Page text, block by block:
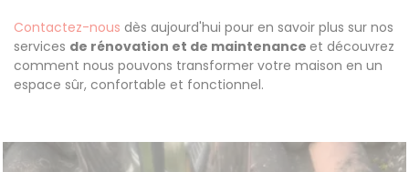
Contactez-nous dès aujourd'hui pour en savoir plus sur nos
services de rénovation et de maintenance et découvrez
comment nous pouvons transformer votre maison en un
espace sûr, confortable et fonctionnel.